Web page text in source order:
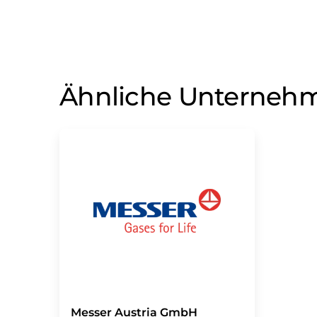
Ähnliche
Messer Austria GmbH